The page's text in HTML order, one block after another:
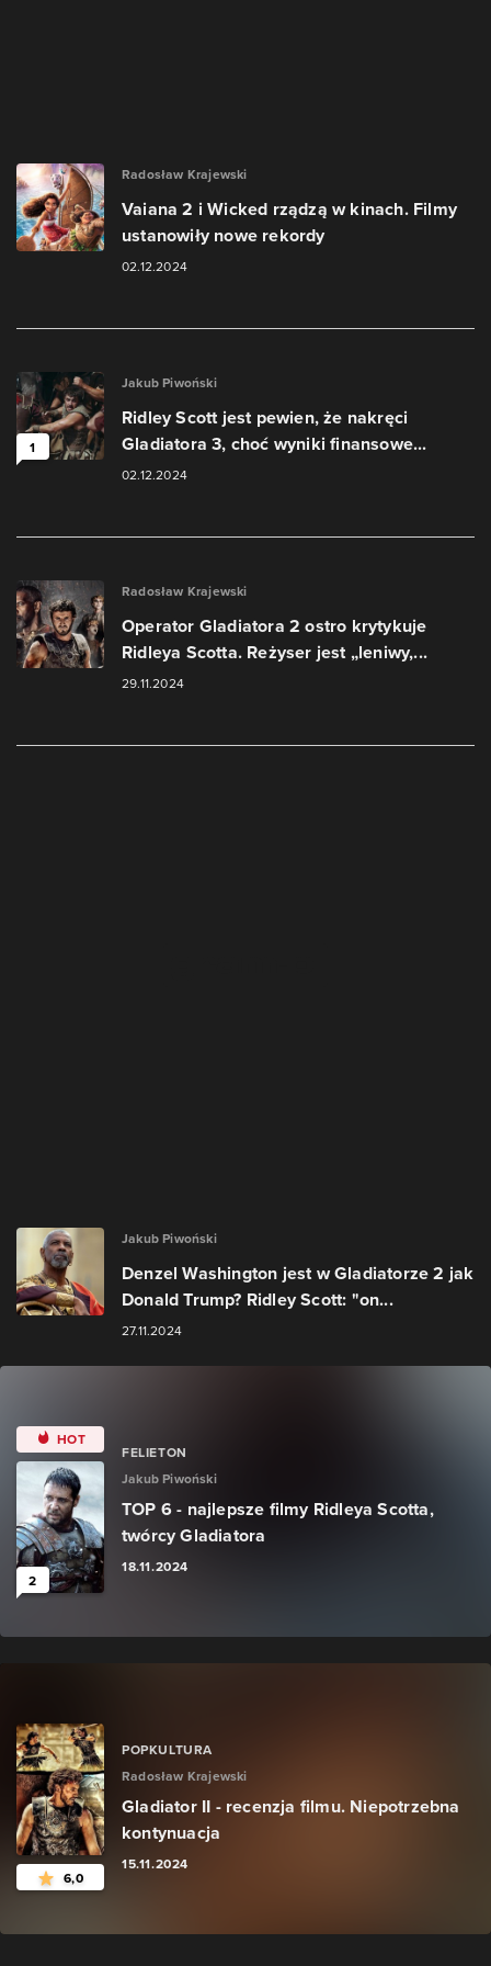
Radosław Krajewski
Vaiana 2 i Wicked rządzą w kinach. Filmy
ustanowiły nowe rekordy
02.12.2024
1
Jakub Piwoński
Ridley Scott jest pewien, że nakręci
Gladiatora 3, choć wyniki finansowe...
02.12.2024
Radosław Krajewski
Operator Gladiatora 2 ostro krytykuje
Ridleya Scotta. Reżyser jest „leniwy,...
29.11.2024
Jakub Piwoński
Denzel Washington jest w Gladiatorze 2 jak
Donald Trump? Ridley Scott: "on...
27.11.2024
HOT
2
FELIETON
Jakub Piwoński
TOP 6 - najlepsze filmy Ridleya Scotta,
twórcy Gladiatora
18.11.2024
6,0
POPKULTURA
Radosław Krajewski
Gladiator II - recenzja filmu. Niepotrzebna
kontynuacja
15.11.2024